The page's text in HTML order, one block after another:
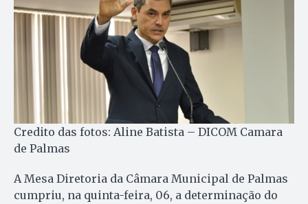
Credito das fotos: Aline Batista – DICOM Camara
de Palmas
A Mesa Diretoria da Câmara Municipal de Palmas
cumpriu, na quinta-feira, 06, a determinação do